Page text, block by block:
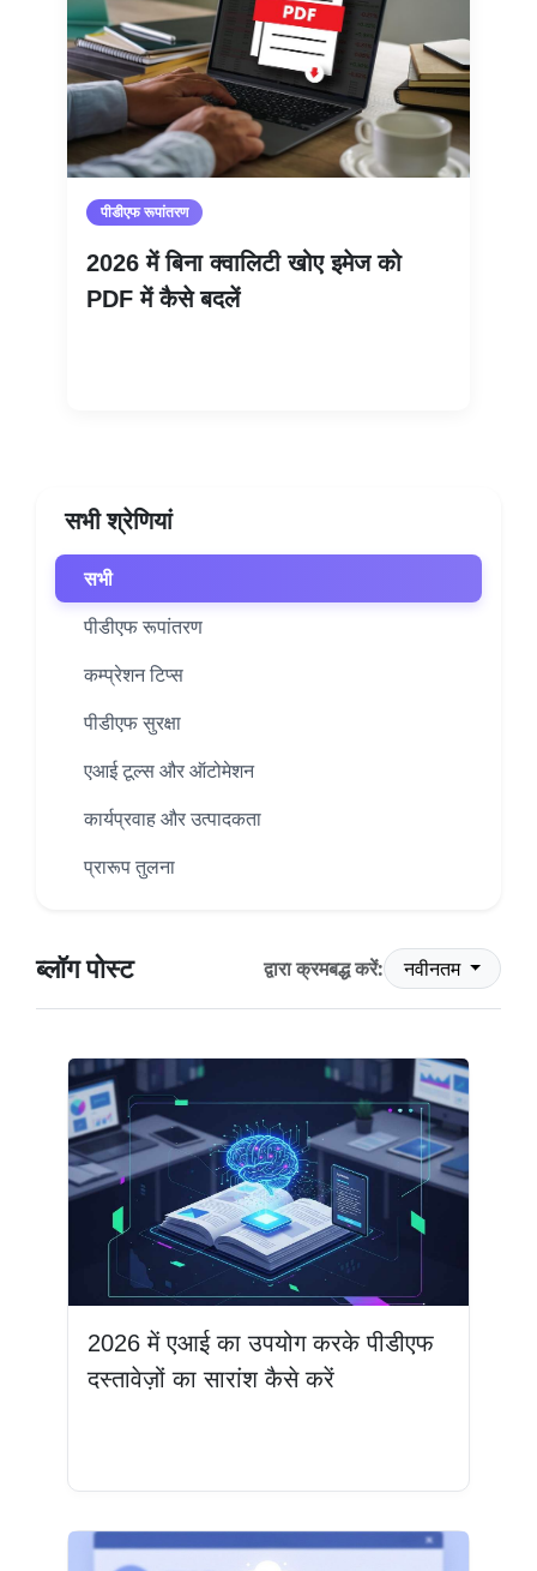
पीडीएफ रूपांतरण
2026 में बिना क्वालिटी खोए इमेज को
PDF में कैसे बदलें
सभी श्रेणियां
सभी
पीडीएफ रूपांतरण
कम्प्रेशन टिप्स
पीडीएफ सुरक्षा
एआई टूल्स और ऑटोमेशन
कार्यप्रवाह और उत्पादकता
प्रारूप तुलना
ब्लॉग पोस्ट द्वारा क्रमबद्ध करें: नवीनतम
2026 में एआई का उपयोग करके पीडीएफ
दस्तावेज़ों का सारांश कैसे करें